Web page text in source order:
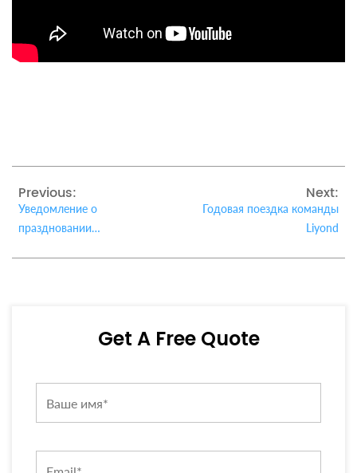
Previous:
Уведомление о
праздновании
Next:
Годовая поездка команды
Liyond
Get A Free Quote